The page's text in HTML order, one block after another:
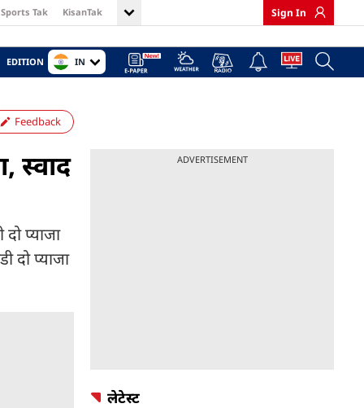
Sports Tak KisanTak Sign In
EDITION IN
Feedback
स्वाद
प्याजा
प्याजा
ADVERTISEMENT
लेटेस्ट